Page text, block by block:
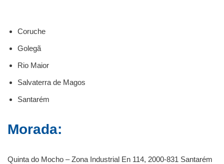
Coruche
Golegã
Rio Maior
Salvaterra de Magos
Santarém
Morada:
Quinta do Mocho – Zona Industrial En 114, 2000-831 Santarém